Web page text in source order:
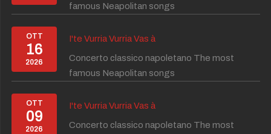
famous Neapolitan songs
OTT
16
2026
I'te Vurria Vurria Vas à
Concerto classico napoletano The most
famous Neapolitan songs
OTT
09
2026
I'te Vurria Vurria Vas à
Concerto classico napoletano The most